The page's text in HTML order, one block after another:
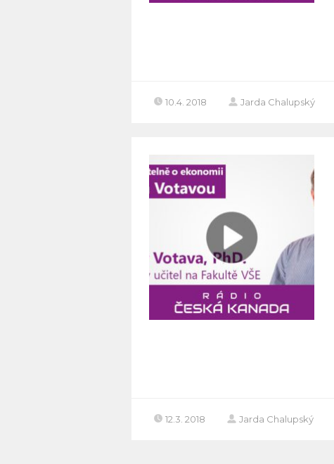
10.4. 2018 Jarda Chalupský
12.3. 2018 Jarda Chalupský